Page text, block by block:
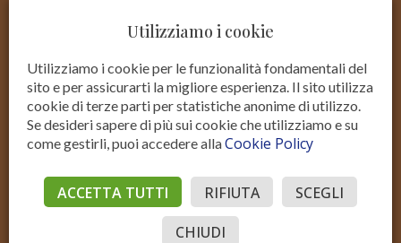
Residenziale VenditaResidenziale AffittoCommerciale Vendita
Accedi© Sotto il Cielo della ToscanaP.IVA IT02206970515
Sito realizzato con Domyno Accelerator
Utilizziamo i cookie
Utilizziamo i cookie per le funzionalità fondamentali del
sito e per assicurarti la migliore esperienza. Il sito utilizza
cookie di terze parti per statistiche anonime di utilizzo.
Se desideri sapere di più sui cookie che utilizziamo e su
come gestirli, puoi accedere allaCookie Policy
ACCETTA TUTTI RIFIUTA
SCEGLI
CHIUDI